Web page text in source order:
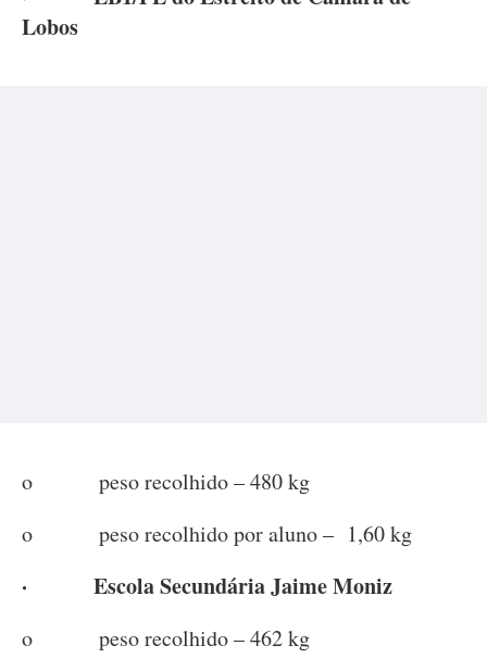
Lobos
o peso recolhido – 480 kg
o peso recolhido por aluno – 1,60 kg
· Escola Secundária Jaime Moniz
o peso recolhido – 462 kg